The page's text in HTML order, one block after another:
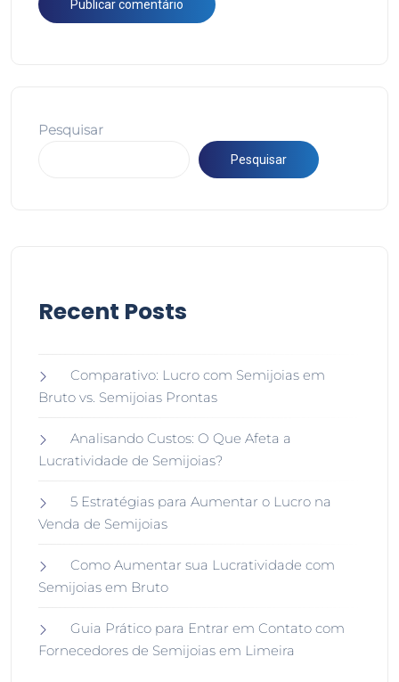
Pesquisar
Pesquisar
Recent Posts
Comparativo: Lucro com Semijoias em
Bruto vs. Semijoias Prontas
Analisando Custos: O Que Afeta a
Lucratividade de Semijoias?
5 Estratégias para Aumentar o Lucro na
Venda de Semijoias
Como Aumentar sua Lucratividade com
Semijoias em Bruto
Guia Prático para Entrar em Contato com
Fornecedores de Semijoias em Limeira